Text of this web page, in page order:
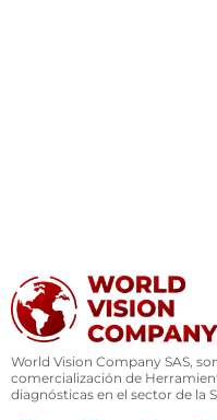
World Vision Company SAS,
comercialización de
diagnósticas en el sector de la